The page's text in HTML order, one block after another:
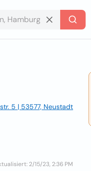
5 | 53577, Neustadt
2/15/23, 2:36 PM